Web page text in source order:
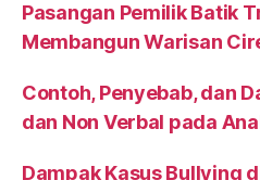
Pasangan Pemilik Batik
Membangun Warisan
Contoh, Penyebab, dan
dan Non Verbal pada
Dampak Kasus Bullying